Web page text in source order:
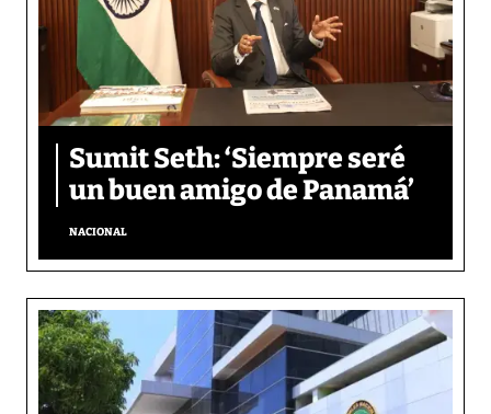
Sumit Seth: ‘Siempre seré
un buen amigo de Panamá’
NACIONAL